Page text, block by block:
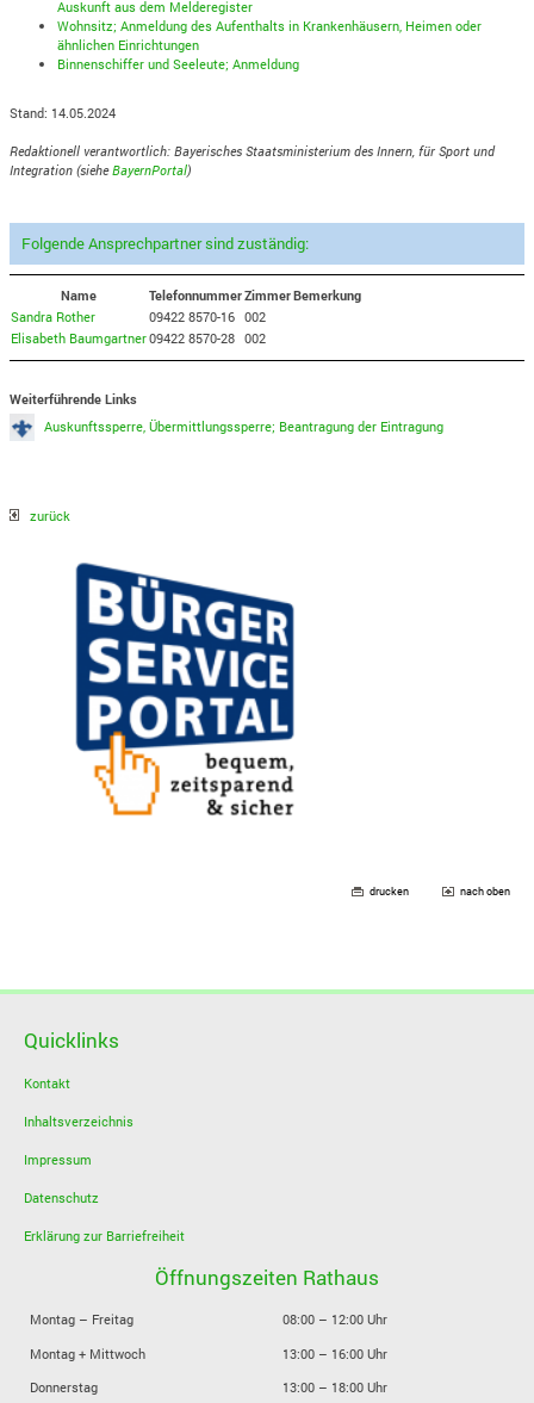
Auskunft aus dem Melderegister
Wohnsitz; Anmeldung des Aufenthalts in Krankenhäusern, Heimen oder
ähnlichen Einrichtungen
Binnenschiffer und Seeleute; Anmeldung
Stand: 14.05.2024
Redaktionell verantwortlich: Bayerisches Staatsministerium des Innern, für Sport und
Integration (sieheBayernPortal)
Folgende Ansprechpartner sind zuständig:
Name TelefonnummerZimmerBemerkung
Sandra Rother
09422 8570-16 002
Elisabeth Baumgartner09422 8570-28 002
Weiterführende Links
Auskunftssperre, Übermittlungssperre; Beantragung der Eintragung
zurück
drucken nach oben
Quicklinks
Kontakt
Inhaltsverzeichnis
Impressum
Datenschutz
Erklärung zur Barriefreiheit
Öffnungszeiten Rathaus
Montag – Freitag
08:00 – 12:00 Uhr
Montag + Mittwoch
13:00 – 16:00 Uhr
Donnerstag
13:00 – 18:00 Uhr